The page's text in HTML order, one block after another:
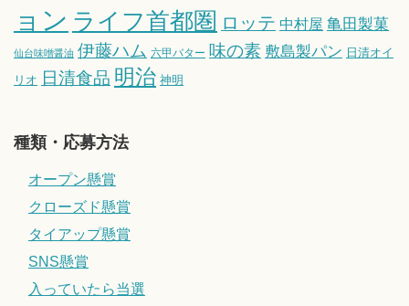
ョン ライフ首都圏 ロッテ 中村屋 亀田製菓
仙台味噌醤油 伊藤ハム 六甲バター 味の素 敷島製パン 日清オイ
リオ 日清食品 明治 神明
種類・応募方法
オープン懸賞
クローズド懸賞
タイアップ懸賞
SNS懸賞
入っていたら当選